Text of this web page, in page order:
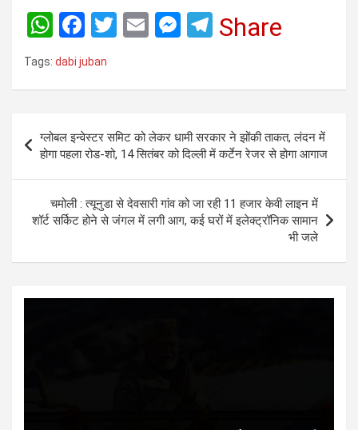
W
h
A
p
p
F
a
o
o
k
T
E
M
g
er
T
a
m
Share
Tags: dabi juban
Post
navigation
ग्लोबल इन्वेस्टर समिट को लेकर धामी सरकार ने झोंकी ताकत, लंदन में
होगा पहला रोड-शो, 14 सितंबर को दिल्ली में कर्टेन रेजर से होगा आगाज
चमोली : त्यूनुडा से देवसारी गांव को जा रही 11 हजार केवी लाइन में
शॉर्ट सर्किट होने से जंगल में लगी आग, कई घरों में इलेक्ट्रॉनिक सामान
भी जले